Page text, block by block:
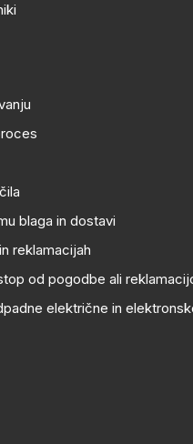
blaga in dostavi
reklamacijah
od pogodbe ali
električne in